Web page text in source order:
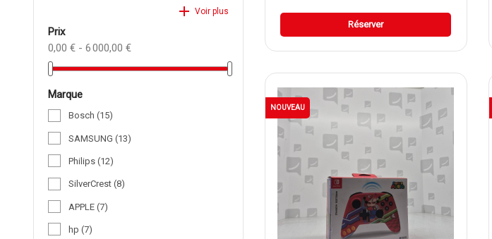
add Voir plus
prix
0,00 € - 6 000,00 €
marque
Bosch (15)
SAMSUNG (13)
Philips (12)
SilverCrest (8)
APPLE (7)
hp (7)
Réserver
NOUVEAU